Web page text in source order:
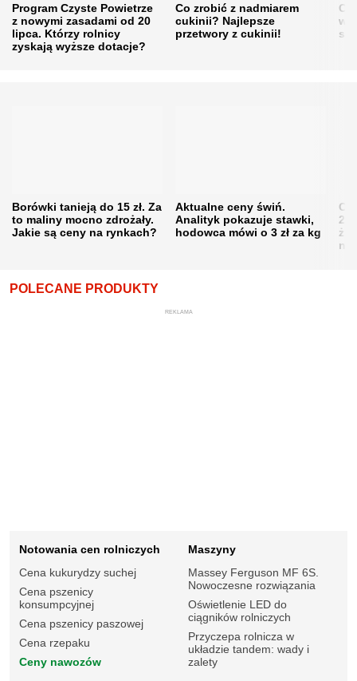
Program Czyste Powietrze
z nowymi zasadami od 20
lipca. Którzy rolnicy
zyskają wyższe dotacje?
Co zrobić z nadmiarem
cukinii? Najlepsze
przetwory z cukinii!
w
Borówki tanieją do 15 zł. Za
to maliny mocno zdrożały.
Jakie są ceny na rynkach?
Aktualne ceny świń.
Analityk pokazuje stawki,
hodowca mówi o 3 zł za kg
POLECANE PRODUKTY
REKLAMA
Notowania cen rolniczych
Cena kukurydzy suchej
Cena pszenicy
konsumpcyjnej
Cena pszenicy paszowej
Cena rzepaku
Ceny nawozów
Maszyny
Massey Ferguson MF 6S.
Nowoczesne rozwiązania
Oświetlenie LED do
ciągników rolniczych
Przyczepa rolnicza w
układzie tandem: wady i
zalety